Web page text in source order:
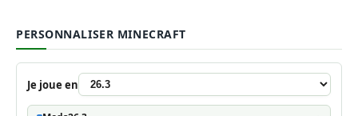
PERSONNALISER MINECRAFT
Je joue en